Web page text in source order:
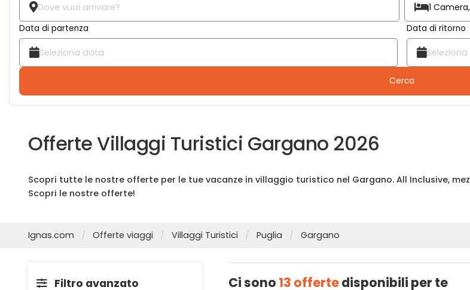
Data di partenza Data di ritorno
1
Cerca
Offerte Villaggi Turistici Gargano 2026
Scopri tutte le nostre offerte per le tue vacanze in villaggio turistico nel Gargano. All Inclusive,
Scopri le nostre offerte!
Ignas.com
Offerte viaggi Villaggi Turistici Puglia Gargano
Filtro avanzato Ci sono 13 offertedisponibili per te